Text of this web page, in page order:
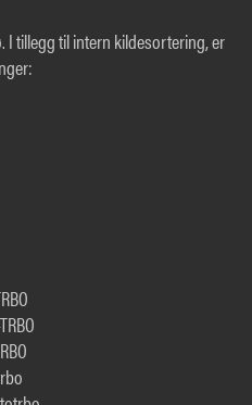
tillegg til intern kildesortering, er